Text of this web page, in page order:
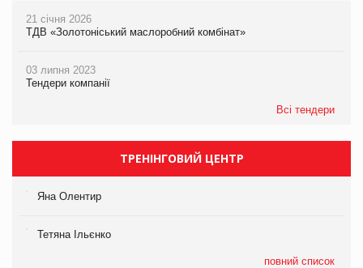
21 січня 2026
ТДВ «Золотоніський маслоробний комбінат»
03 липня 2023
Тендери компанії
Всі тендери
ТРЕНІНГОВИЙ ЦЕНТР
Яна Олентир
Тетяна Ільєнко
повний список